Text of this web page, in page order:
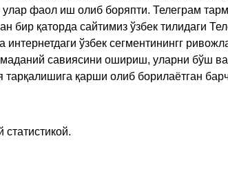
фаол иш олиб боряпти. Телеграм
бир қаторда сайтимиз ўзбек тилидаги
ўзбек сегментинингг
савиясини ошириш, уларни бўш
қарши олиб борилаётган